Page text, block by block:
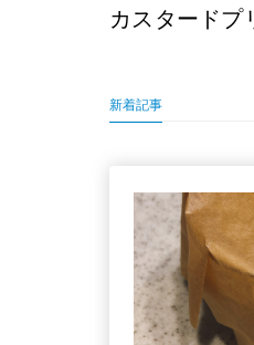
カスタードプ
新着記事